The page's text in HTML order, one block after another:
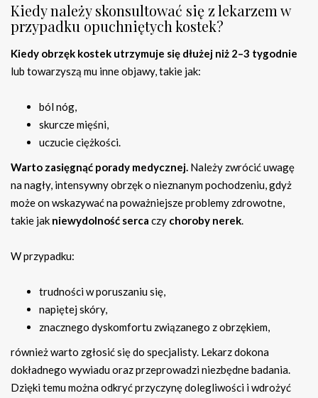
Kiedy należy skonsultować się z lekarzem w
przypadku opuchniętych kostek?
Kiedy obrzęk kostek utrzymuje się dłużej niż 2–3 tygodnie
lub towarzyszą mu inne objawy, takie jak:
ból nóg,
skurcze mięśni,
uczucie ciężkości.
Warto zasięgnąć porady medycznej. Należy zwrócić uwagę
na nagły, intensywny obrzęk o nieznanym pochodzeniu, gdyż
może on wskazywać na poważniejsze problemy zdrowotne,
takie jak niewydolność serca czy choroby nerek.
W przypadku:
trudności w poruszaniu się,
napiętej skóry,
znacznego dyskomfortu związanego z obrzękiem,
również warto zgłosić się do specjalisty. Lekarz dokona
dokładnego wywiadu oraz przeprowadzi niezbędne badania.
Dzięki temu można odkryć przyczynę dolegliwości i wdrożyć